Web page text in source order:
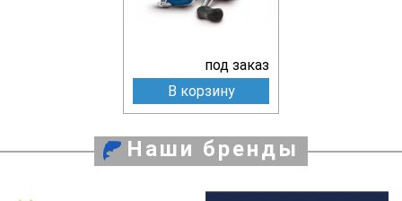
под заказ
В корзину
Наши бренды